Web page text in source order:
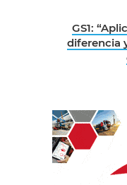
GS1:
diferencia